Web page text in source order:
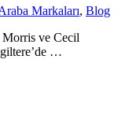
Posted Markaları, Blog
Morris ve Cecil
…